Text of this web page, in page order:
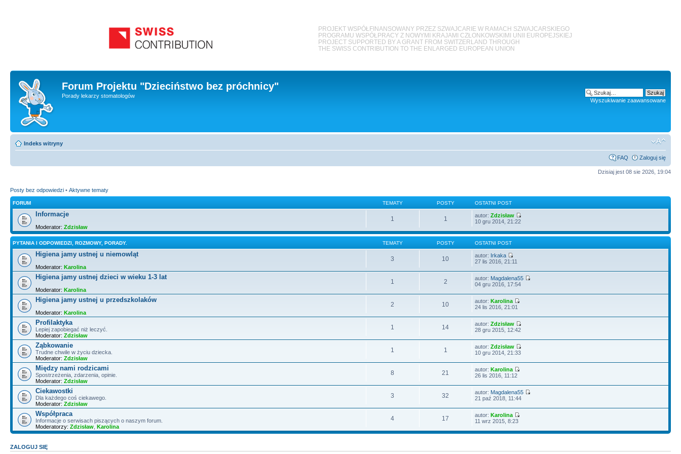
PROJEKT WSPÓŁFINANSOWANY PRZEZ SZWAJCARIE W RAMACH SZWAJCARSKIEGO
PROGRAMU WSPÓŁPRACY Z NOWYMI KRAJAMI CZŁONKOWSKIMI UNII EUROPEJSKIEJ
PROJECT SUPPORTED BY A GRANT FROM SWITZERLAND THROUGH
THE SWISS CONTRIBUTION TO THE ENLARGED EUROPEAN UNION
Forum Projektu "Dzieciństwo bez próchnicy"
Porady lekarzy stomatologów
Wyszukiwanie zaawansowane
Indeks witryny
FAQ Zaloguj się
Dzisiaj jest 08 sie 2026, 19:04
Posty bez odpowiedzi • Aktywne tematy
FORUM TEMATY POSTY OSTATNI POST
Informacje
Moderator: Zdzisław
1 1 autor:Zdzisław
10 gru 2014, 21:22
PYTANIA I ODPOWIEDZI, ROZMOWY, PORADY. TEMATY POSTY OSTATNI POST
Higiena jamy ustnej u niemowląt
Moderator: Karolina
3 10 autor: Irkaka
27 lis 2016, 21:11
Higiena jamy ustnej dzieci w wieku 1-3 lat
Moderator: Karolina
1 2 autor: Magdalena55
04 gru 2016, 17:54
Higiena jamy ustnej u przedszkolaków
Moderator: Karolina
2 10 autor:Karolina
24 lis 2016, 21:01
Profilaktyka
Lepiej zapobiegać niż leczyć.
Moderator: Zdzisław
1 14 autor:Zdzisław
28 gru 2015, 12:42
Ząbkowanie
Trudne chwile w życiu dziecka.
Moderator: Zdzisław
1 1 autor:Zdzisław
10 gru 2014, 21:33
Między nami rodzicami
Spostrzeżenia, zdarzenia, opinie.
Moderator: Zdzisław
8 21 autor:Karolina
26 lis 2016, 11:12
Ciekawostki
Dla każdego coś ciekawego.
Moderator: Zdzisław
3 32 autor: Magdalena55
21 paź 2018, 11:44
Współpraca
Informacje o serwisach piszących o naszym forum.
Moderatorzy: Zdzisław Karolina
4 17 autor:Karolina
11 wrz 2015, 8:23
ZALOGUJ SIĘ